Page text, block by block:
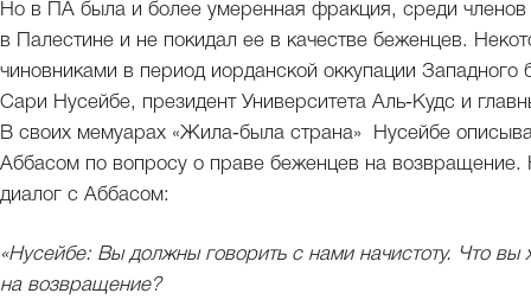
Но в ПА была и более умеренная фракция, среди членов
в Палестине и не покидал ее в качестве беженцев.
чиновниками в период иорданской оккупации
Сари Нусейбе, президент Университета Аль‑Кудс и
В своих мемуарах «Жила‑была страна» Нусейбе
Аббасом по вопросу о праве беженцев на
диалог с Аббасом:
«Нусейбе: Вы должны говорить с нами начистоту. Что вы
на возвращение?